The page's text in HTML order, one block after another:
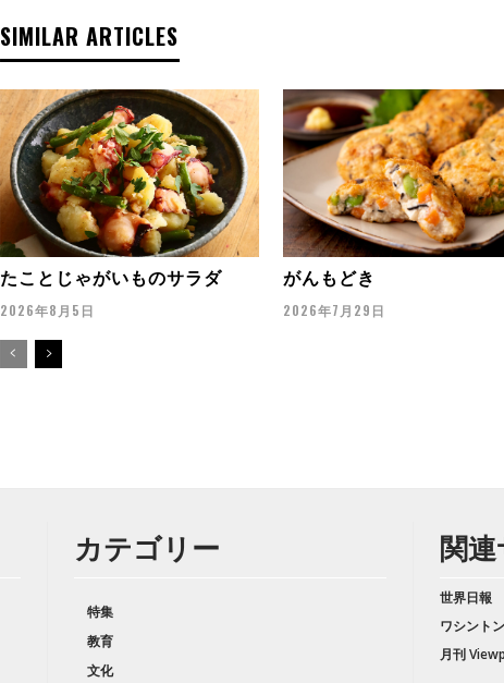
SIMILAR ARTICLES
たことじゃがいものサラダ
2026年8月5日
がんもどき
2026年7月29日
カテゴリー
特集
教育
文化
関連
世界日報
ワシント
月刊